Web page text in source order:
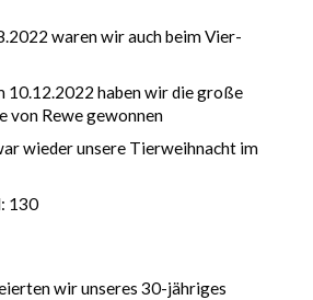
waren wir auch beim Vier-
10.12.2022 haben wir die große
von Rewe gewonnen
wieder unsere Tierweihnacht im
130
wir unseres 30-jähriges